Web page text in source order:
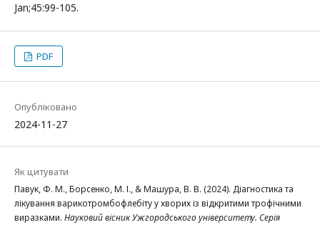
Jan;45:99-105.
PDF
Опубліковано
2024-11-27
Як цитувати
Павук, Ф. М., Борсенко, М. І., & Машура, В. В. (2024). Діагностика та
лікування варикотромбофлебіту у хворих із відкритими трофічними
виразками. Науковий вісник Ужгородського університету. Серія